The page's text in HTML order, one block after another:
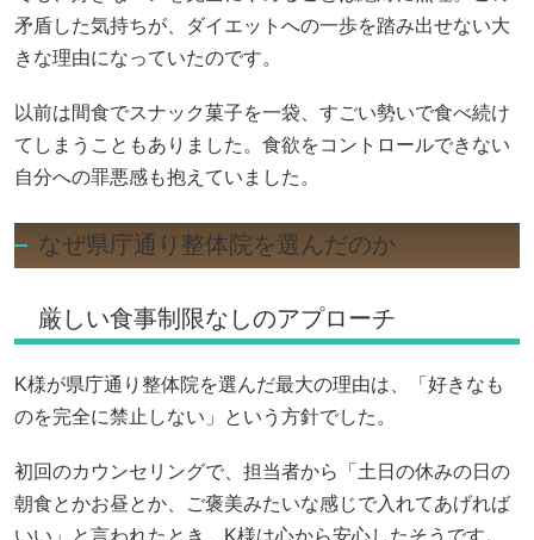
矛盾した気持ちが、ダイエットへの一歩を踏み出せない大
きな理由になっていたのです。
以前は間食でスナック菓子を一袋、すごい勢いで食べ続け
てしまうこともありました。食欲をコントロールできない
自分への罪悪感も抱えていました。
なぜ県庁通り整体院を選んだのか
厳しい食事制限なしのアプローチ
K様が県庁通り整体院を選んだ最大の理由は、「好きなも
のを完全に禁止しない」という方針でした。
初回のカウンセリングで、担当者から「土日の休みの日の
朝食とかお昼とか、ご褒美みたいな感じで入れてあげれば